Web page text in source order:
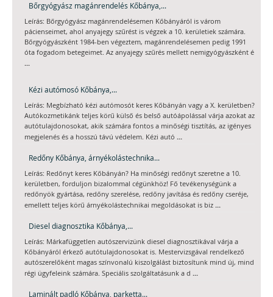
Bőrgyógyász magánrendelés Kőbánya,...
Leírás: Bőrgyógyász magánrendelésemen Kőbányáról is várom
pácienseimet, ahol anyajegy szűrést is végzek a 10. kerületiek számára.
Bőrgyógyászként 1984-ben végeztem, magánrendelésemen pedig 1991
óta fogadom betegeimet. Az anyajegy szűrés mellett nemigyógyászként é
...
Kézi autómosó Kőbánya,...
Leírás: Megbízható kézi autómosót keres Kőbányán vagy a X. kerületben?
Autókozmetikánk teljes körű külső és belső autóápolással várja azokat az
autótulajdonosokat, akik számára fontos a minőségi tisztítás, az igényes
megjelenés és a hosszú távú védelem. Kézi autó ...
Redőny Kőbánya, árnyékolástechnika...
Leírás: Redőnyt keres Kőbányán? Ha minőségi redőnyt szeretne a 10.
kerületben, forduljon bizalommal cégünkhöz! Fő tevékenységünk a
redőnyök gyártása, redőny szerelése, redőny javítása és redőny cseréje,
emellett teljes körű árnyékolástechnikai megoldásokat is biz ...
Diesel diagnosztika Kőbánya,...
Leírás: Márkafüggetlen autószervizünk diesel diagnosztikával várja a
Kőbányáról érkező autótulajdonosokat is. Mestervizsgával rendelkező
autószerelőként magas színvonalú kiszolgálást biztosítunk mind új, mind
régi ügyfeleink számára. Speciális szolgáltatásunk a d ...
Laminált padló Kőbánya, parketta...